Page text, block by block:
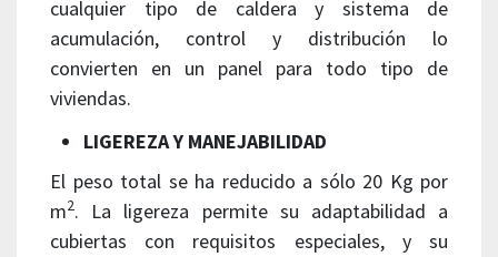
cualquier tipo de caldera y sistema de
acumulación, control y distribución lo
convierten en un panel para todo tipo de
viviendas.
LIGEREZA Y MANEJABILIDAD
El peso total se ha reducido a sólo 20 Kg por
m2. La ligereza permite su adaptabilidad a
cubiertas con requisitos especiales, y su